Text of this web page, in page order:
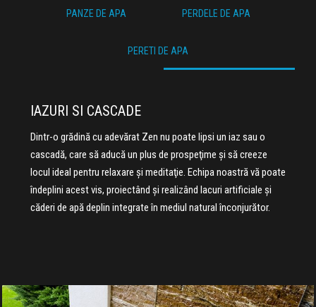
PANZE DE APA PERDELE DE APA
PERETI DE APA
IAZURI SI CASCADE
Dintr-o grădină cu adevărat Zen nu poate lipsi un iaz sau o
cascadă, care să aducă un plus de prospeţime și să creeze
locul ideal pentru relaxare şi meditaţie. Echipa noastră vă poate
îndeplini acest vis, proiectând şi realizând lacuri artificiale şi
căderi de apă deplin integrate în mediul natural înconjurător.